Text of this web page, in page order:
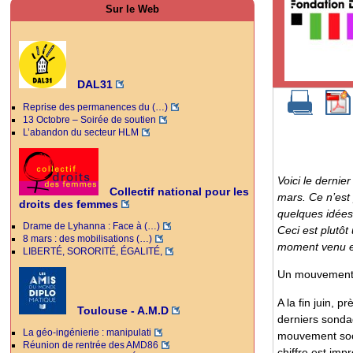
Voici le
mars. Ce
quelques
Ceci est plutôt
moment venu
Un
A la fin juin,
derniers
mouvement
Sur le Web
DAL31
Reprise des permanences du (…)
13 Octobre – Soirée de soutien
L’abandon du secteur HLM
Collectif national pour les
droits des femmes
Drame de Lyhanna : Face à (…)
8 mars : des mobilisations (…)
LIBERTÉ, SORORITÉ, ÉGALITÉ,
Toulouse - A.M.D
La géo-ingénierie : manipulati
Réunion de rentrée des AMD86